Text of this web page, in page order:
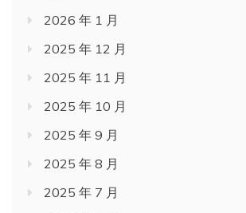
2026 年 1 月
2025 年 12 月
2025 年 11 月
2025 年 10 月
2025 年 9 月
2025 年 8 月
2025 年 7 月